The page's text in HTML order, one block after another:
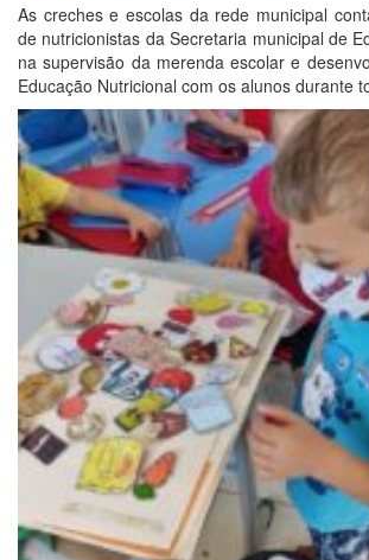
As creches e escolas da rede municipal
de nutricionistas da Secretaria municipal de
na supervisão da merenda escolar e
Educação Nutricional com os alunos durante